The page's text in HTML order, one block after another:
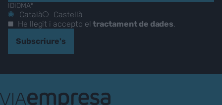
IDIOMA*
Català
Castellà
He llegit i accepto eltractament de dades.
Subscriure's